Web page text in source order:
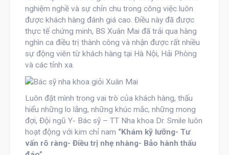
nghiệm nghề và sự chỉn chu trong công việc luôn
được khách hàng đánh giá cao. Điều này đã được
thực tế chứng minh, BS Xuân Mai đã trải qua hàng
nghìn ca điều trị thành công và nhận được rất nhiều
sự động viên từ khách hàng tại Hà Nội, Hải Phòng
và các tỉnh xa.
Luôn đặt mình trong vai trò của khách hàng, thấu
hiểu những lo lắng, những khúc mắc, những mong
đợi, Đội ngũ Y- Bác sỹ – TT Nha khoa Dr. Smile luôn
hoạt động với kim chỉ nam “Khám kỹ lưỡng- Tư
vấn rõ ràng- Điều trị nhẹ nhàng- Bảo hành thấu